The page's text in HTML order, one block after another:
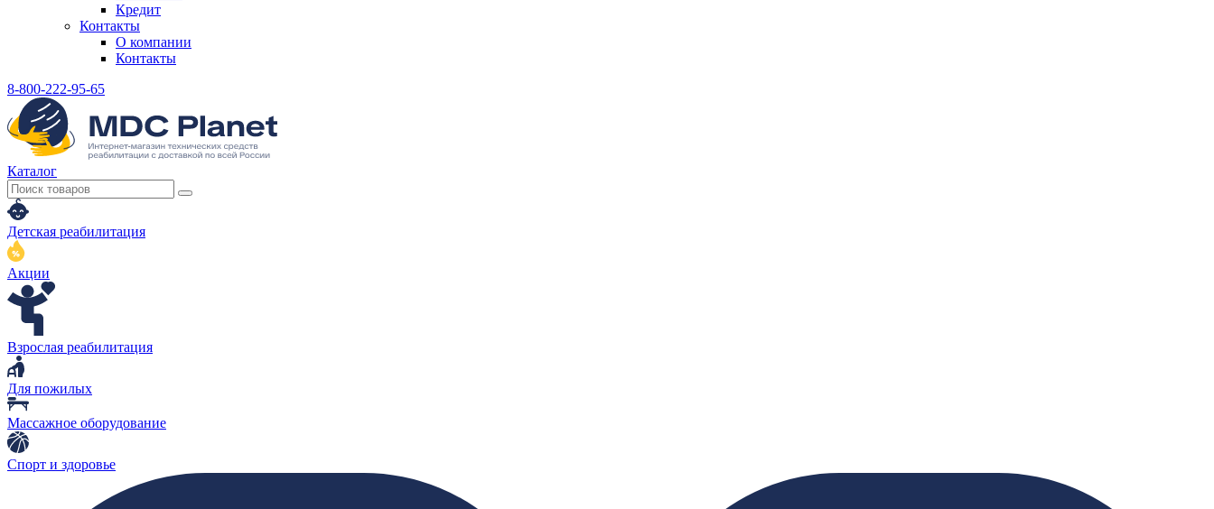
Кредит
Контакты
О компании
Контакты
8-800-222-95-65
Каталог
Детская реабилитация
Акции
Взрослая реабилитация
Для пожилых
Массажное оборудование
Спорт и здоровье